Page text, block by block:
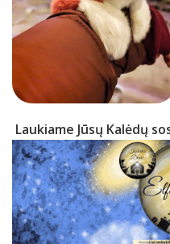
Laukiame Jūsų Kalėdų